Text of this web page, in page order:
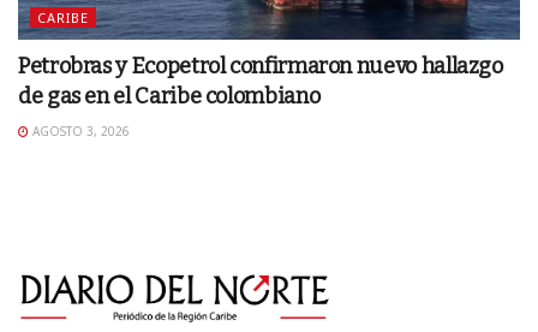
CARIBE
Petrobras y Ecopetrol confirmaron nuevo hallazgo
de gas en el Caribe colombiano
AGOSTO 3, 2026